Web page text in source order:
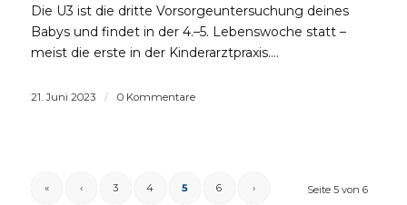
Die U3 ist die dritte Vorsorgeuntersuchung deines
Babys und findet in der 4.–5. Lebenswoche statt –
meist die erste in der Kinderarztpraxis.…
21. Juni 2023 / 0 Kommentare
Seite 5 von 6
« ‹ 3 4 5 6 ›